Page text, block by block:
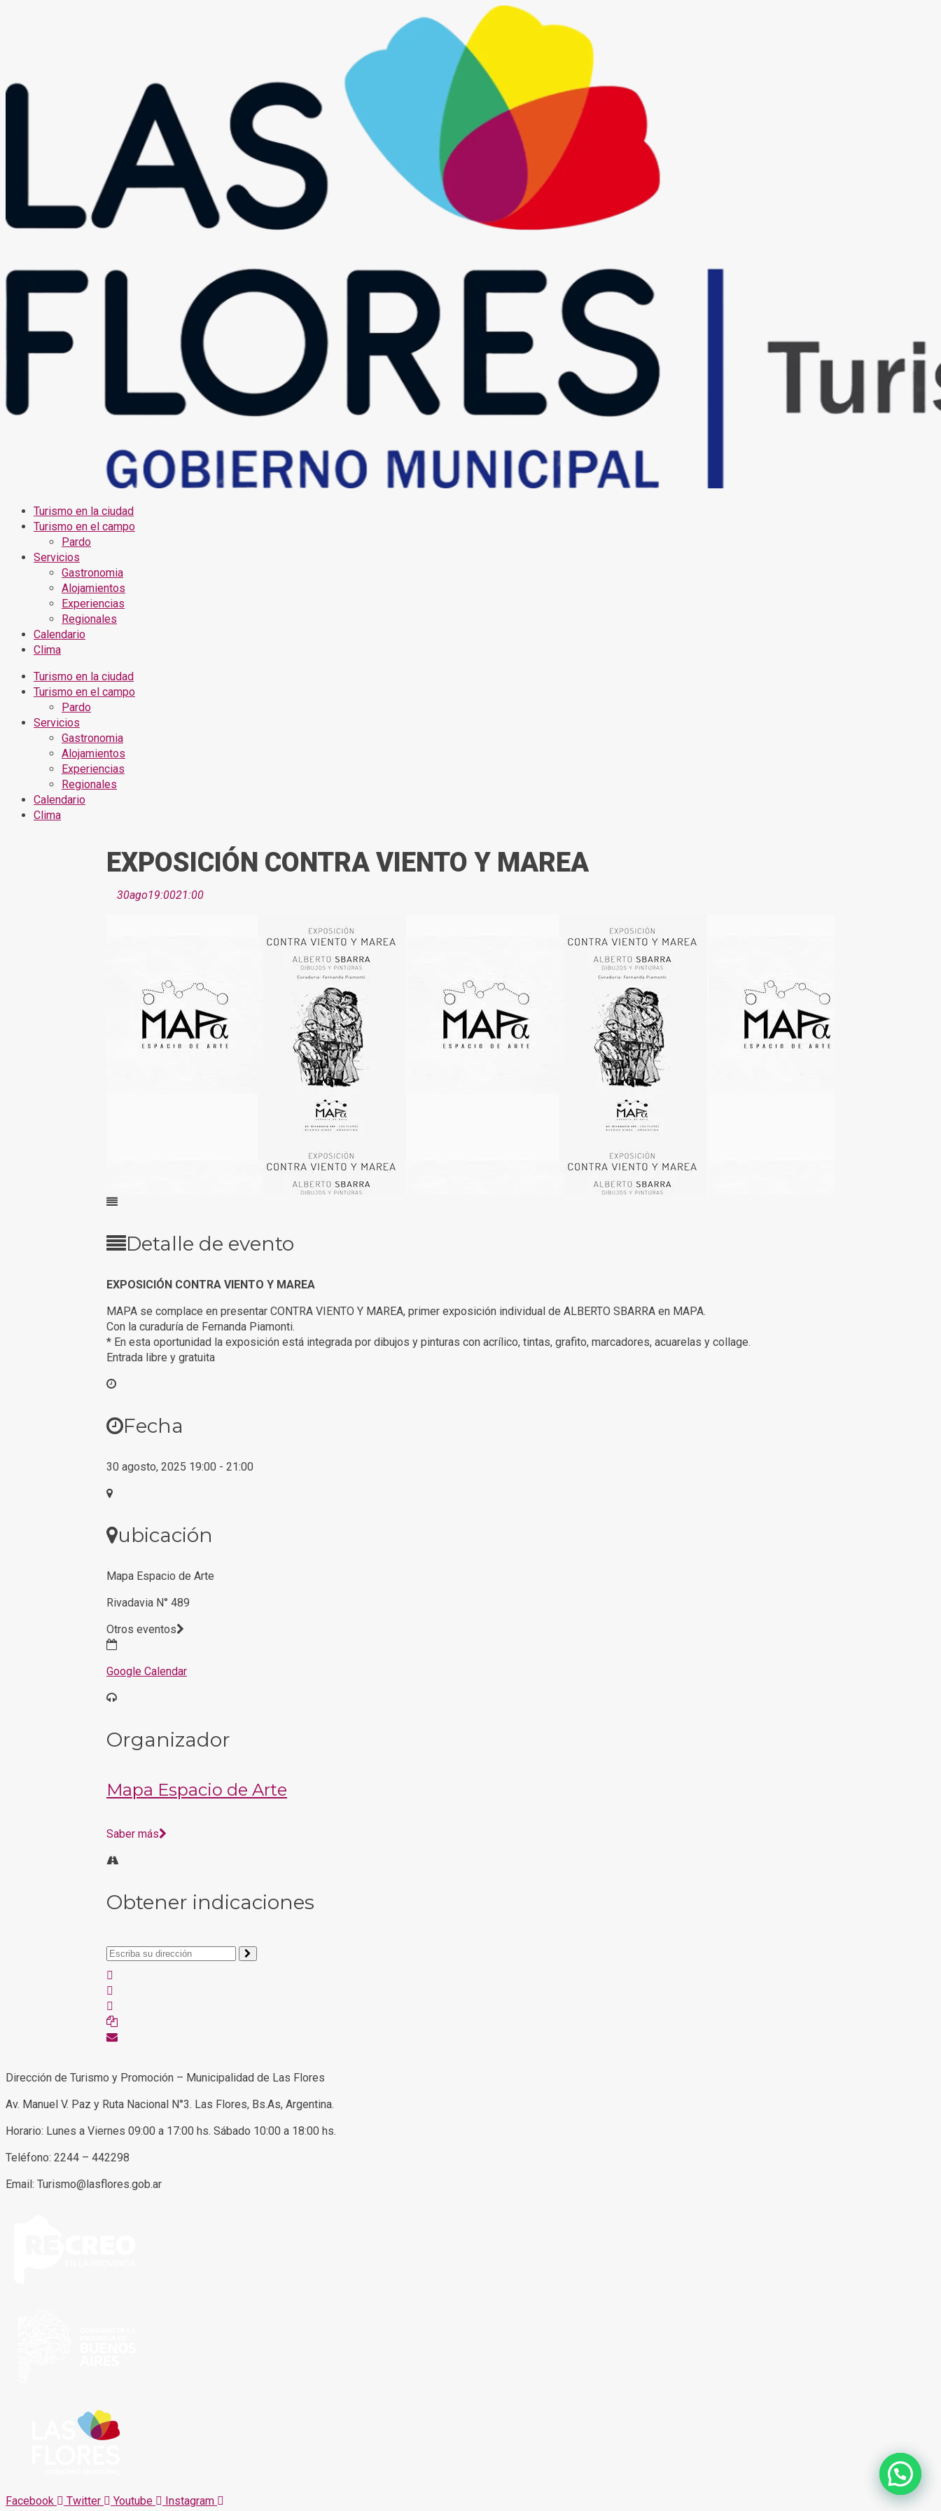
Turismo en la ciudad
Turismo en el campo
Pardo
Servicios
Gastronomia
Alojamientos
Experiencias
Regionales
Calendario
Clima
Turismo en la ciudad
Turismo en el campo
Pardo
Servicios
Gastronomia
Alojamientos
Experiencias
Regionales
Calendario
Clima
EXPOSICIÓN CONTRA VIENTO Y MAREA
30ago19:0021:00
Detalle de evento
EXPOSICIÓN CONTRA VIENTO Y MAREA
MAPA se complace en presentar CONTRA VIENTO Y MAREA, primer exposición individual de ALBERTO SBARRA en MAPA.
Con la curaduría de Fernanda Piamonti.
* En esta oportunidad la exposición está integrada por dibujos y pinturas con acrílico, tintas, grafito, marcadores, acuarelas y collage.
Entrada libre y gratuita
Fecha
30 agosto, 2025 19:00 - 21:00
ubicación
Mapa Espacio de Arte
Rivadavia N° 489
Otros eventos
Google Calendar
Organizador
Mapa Espacio de Arte
Saber más
Obtener indicaciones
Dirección de Turismo y Promoción – Municipalidad de Las Flores
Av. Manuel V. Paz y Ruta Nacional N°3. Las Flores, Bs.As, Argentina.
Horario: Lunes a Viernes 09:00 a 17:00 hs. Sábado 10:00 a 18:00 hs.
Teléfono: 2244 – 442298
Email: Turismo@lasflores.gob.ar
Facebook Twitter Youtube Instagram